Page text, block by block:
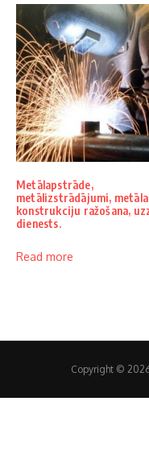
Metālapstrāde,
metālizstrādājumi, metāla
konstrukciju ražošana,
dienests.
Read more
Copyright ©